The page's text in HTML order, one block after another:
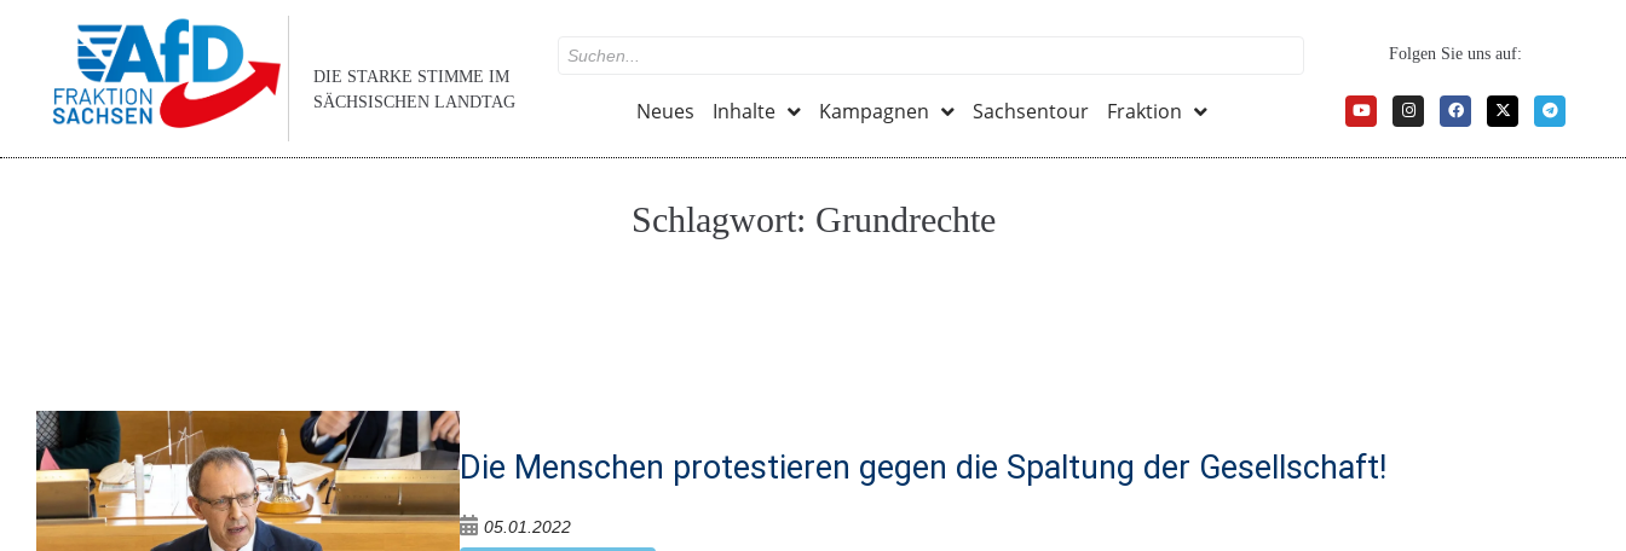
DIE STARKE STIMME IM
SÄCHSISCHEN LANDTAG
Neues Inhalte Kampagnen Sachsentour Fraktion
Folgen Sie uns auf:
Schlagwort: Grundrechte
Die Menschen protestieren gegen die Spaltung der Gesellschaft!
05.01.2022